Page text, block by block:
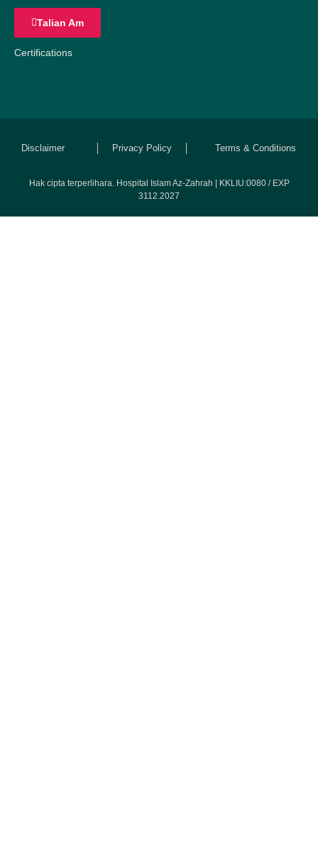
Talian Am
Certifications
Disclaimer Privacy Policy Terms & Conditions
Hak cipta terperlihara. Hospital Islam Az-Zahrah | KKLIU:0080 / EXP
3112.2027